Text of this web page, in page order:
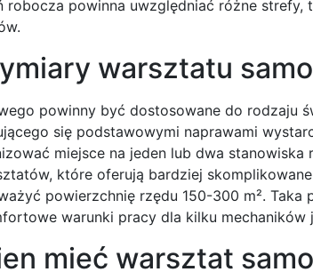
powinna uwzględniać różne strefy,
warsztatu
powinny być dostosowane do rodzaju
się podstawowymi naprawami
miejsce na jeden lub dwa
które oferują bardziej
powierzchnię rzędu 150-300 m². Taka
warunki pracy dla kilku mechaników
mieć warsztat